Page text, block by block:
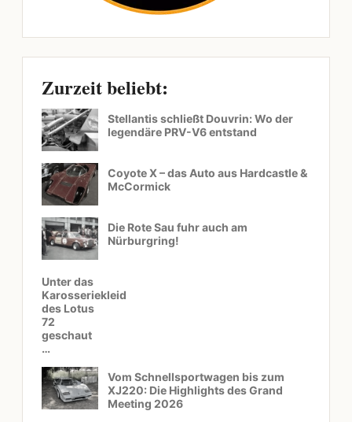
Zurzeit beliebt:
Stellantis schließt Douvrin: Wo der
legendäre PRV-V6 entstand
Coyote X – das Auto aus Hardcastle &
McCormick
Die Rote Sau fuhr auch am
Nürburgring!
Unter das
Karosseriekleid
des Lotus
72
geschaut
…
Vom Schnellsportwagen bis zum
XJ220: Die Highlights des Grand
Meeting 2026